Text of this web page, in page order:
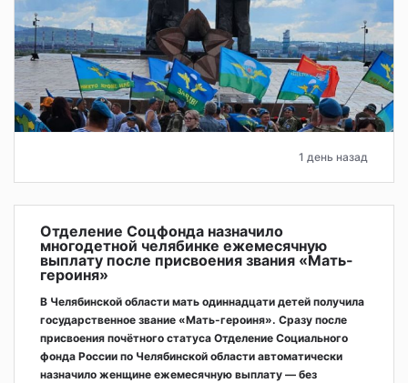
1 день назад
Отделение Соцфонда назначило
многодетной челябинке ежемесячную
выплату после присвоения звания «Мать-
героиня»
В Челябинской области мать одиннадцати детей получила
государственное звание «Мать-героиня». Сразу после
присвоения почётного статуса Отделение Социального
фонда России по Челябинской области автоматически
назначило женщине ежемесячную выплату — без